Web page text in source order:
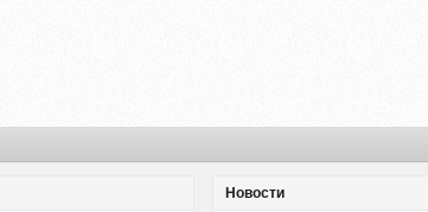
Новости